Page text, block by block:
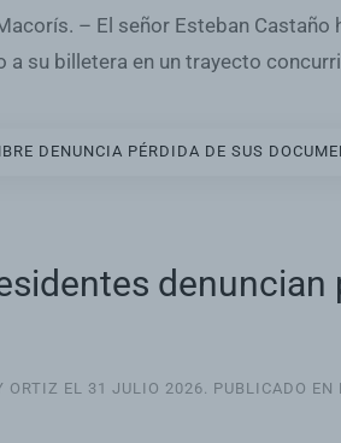
– El señor Esteban
a su billetera en un trayecto
DENUNCIA PÉRDIDA DE SUS
ORTIZ EL 31 JULIO 2026. PUBLICADO EN